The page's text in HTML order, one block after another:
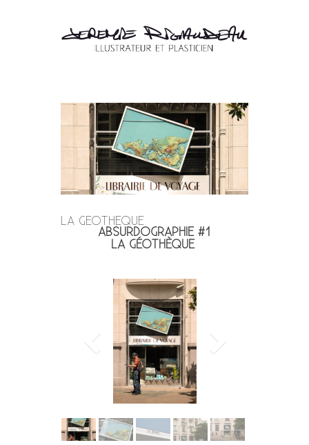
LA GEOTHEQUE
ABSURDOGRAPHIE #1
LA GÉOTHÈQUE